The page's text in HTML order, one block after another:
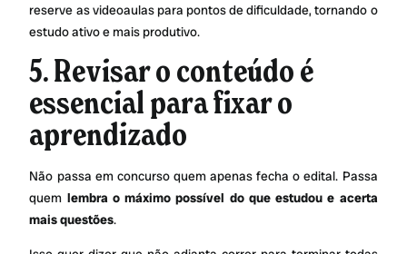
reserve as videoaulas para pontos de dificuldade, tornando o
estudo ativo e mais produtivo.
5. Revisar o conteúdo é
essencial para fixar o
aprendizado
Não passa em concurso quem apenas fecha o edital. Passa
quem lembra o máximo possível do que estudou e acerta
mais questões.